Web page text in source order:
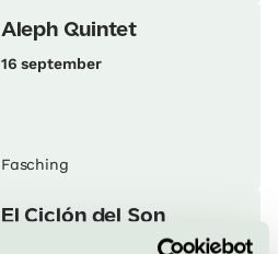
Aleph Quintet
16 september
Fasching
El Ciclón del Son